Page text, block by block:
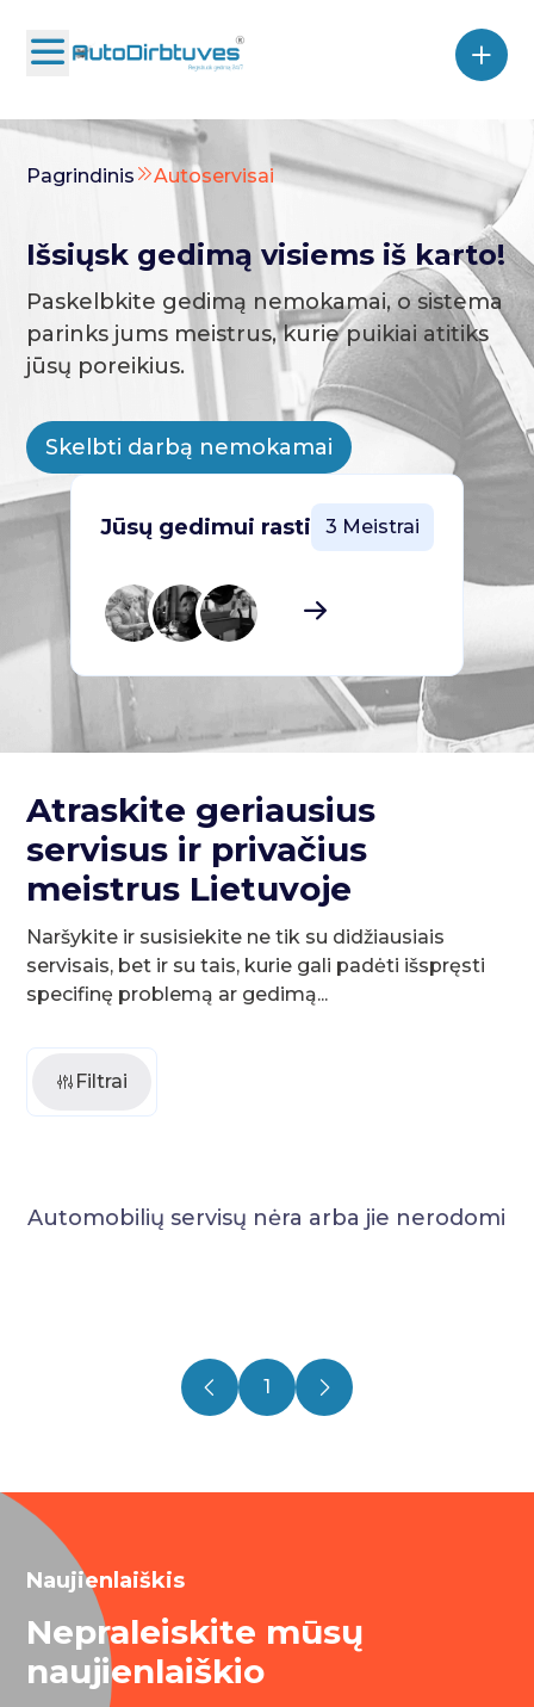
Pagrindinis Autoservisai
Išsiųsk gedimą visiems iš karto!
Paskelbkite gedimą nemokamai, o sistema
parinks jums meistrus, kurie puikiai atitiks
jūsų poreikius.
Skelbti darbą nemokamai
Jūsų gedimui rasti 3 Meistrai
Atraskite geriausius
servisus ir privačius
meistrus Lietuvoje
Naršykite ir susisiekite ne tik su didžiausiais
servisais, bet ir su tais, kurie gali padėti išspręsti
specifinę problemą ar gedimą...
Filtrai
Automobilių servisų nėra arba jie nerodomi
1
Naujienlaiškis
Nepraleiskite mūsų
naujienlaiškio